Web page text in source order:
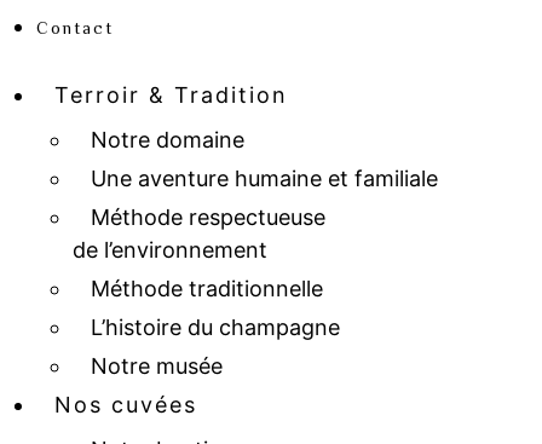
Contact
Terroir & Tradition
Notre domaine
Une aventure humaine et familiale
Méthode respectueuse
de l’environnement
Méthode traditionnelle
L’histoire du champagne
Notre musée
Nos cuvées